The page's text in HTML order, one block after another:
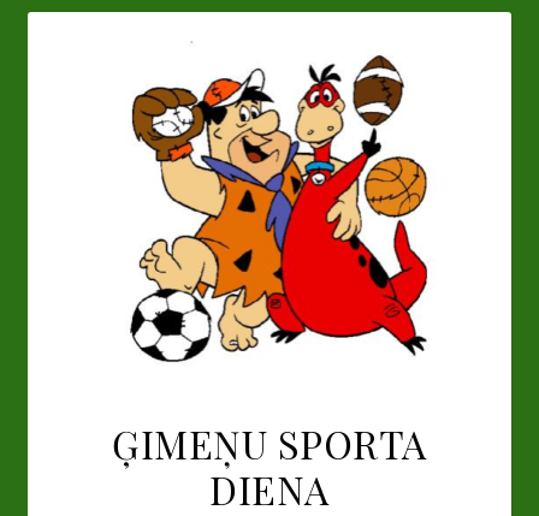
ĢIMEŅU SPORTA
DIENA